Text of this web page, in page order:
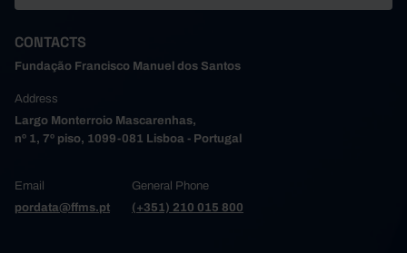
CONTACTS
Fundação Francisco Manuel dos Santos
Address
Largo Monterroio Mascarenhas,
nº 1, 7º piso, 1099-081 Lisboa - Portugal
Email
pordata@ffms.pt
General Phone
(+351) 210 015 800